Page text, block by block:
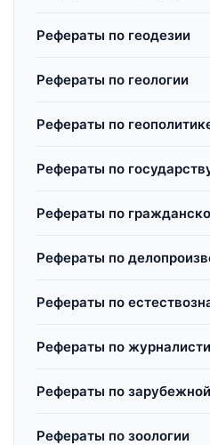
Рефераты по геодезии
Рефераты по геологии
Рефераты по
Рефераты по
Рефераты по
Рефераты по
Рефераты по
Рефераты по
Рефераты по
Рефераты по зоологии